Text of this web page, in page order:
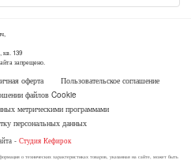
кв. 139
запрещено.
оферта
Пользовательское соглашение
файлов Cookie
метрическими программами
персональных данных
- Студия Кефирок
о технических характеристиках товаров, указанная на сайте, может быть